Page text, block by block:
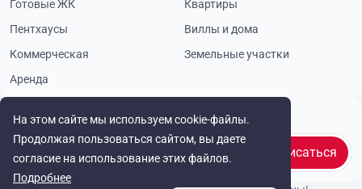
На этом сайте мы используем cookie-файлы.
Продолжая пользоваться сайтом, вы даете
согласие на использование этих файлов.
Подробнее
Будьте в курсе
Подписаться
Готовые ЖК
Квартиры
Пентхаусы
Виллы и дома
Коммерческая
Земельные участки
Аренда